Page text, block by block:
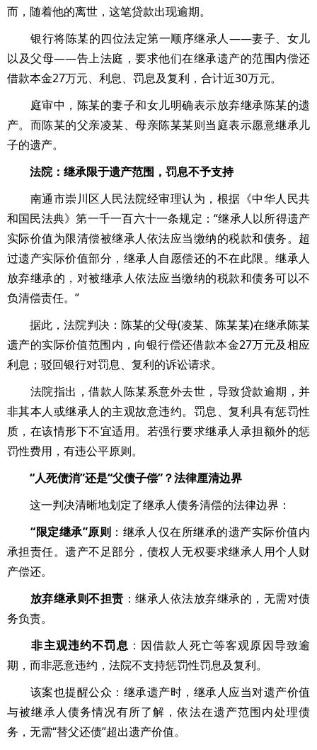
而，随着他的离世，这笔贷款出现逾期。
银行将陈某的四位法定第一顺序继承人——妻子、女儿
以及父母——告上法庭，要求他们在继承遗产的范围内偿还
借款本金27万元、利息、罚息及复利，合计近30万元。
庭审中，陈某的妻子和女儿明确表示放弃继承陈某的遗
产。而陈某的父亲凌某、母亲陈某某则当庭表示愿意继承儿
子的遗产。
法院：继承限于遗产范围，罚息不予支持
南通市崇川区人民法院经审理认为，根据《中华人民共
和国民法典》第一千一百六十一条规定：“继承人以所得遗产
实际价值为限清偿被继承人依法应当缴纳的税款和债务。超
过遗产实际价值部分，继承人自愿偿还的不在此限。继承人
放弃继承的，对被继承人依法应当缴纳的税款和债务可以不
负清偿责任。”
据此，法院判决：陈某的父母(凌某、陈某某)在继承陈某
遗产的实际价值范围内，向银行偿还借款本金27万元及相应
利息；驳回银行对罚息、复利的诉讼请求。
法院指出，借款人陈某系意外去世，导致贷款逾期，并
非其本人或继承人的主观故意违约。罚息、复利具有惩罚性
质，在该情形下不宜适用。若强行要求继承人承担额外的惩
罚性费用，有违公平原则。
“人死债消”还是“父债子偿”？法律厘清边界
这一判决清晰地划定了继承人债务清偿的法律边界：
“限定继承”原则 ：继承人仅在所继承的遗产实际价值内
承担责任。遗产不足部分，债权人无权要求继承人用个人财
产偿还。
放弃继承则不担责 ：继承人依法放弃继承的，无需对债
务负责。
非主观违约不罚息 ：因借款人死亡等客观原因导致逾
期，而非恶意违约，法院不支持惩罚性罚息及复利。
该案也提醒公众：继承遗产时，继承人应当对遗产价值
与被继承人债务情况有所了解，依法在遗产范围内处理债
务，无需“替父还债”超出遗产价值。